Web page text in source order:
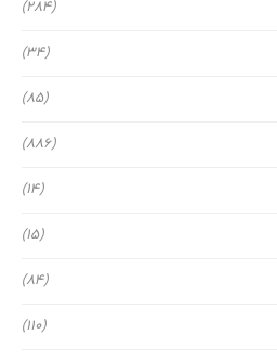
(284)
(34)
(85)
(886)
(14)
(15)
(84)
(110)